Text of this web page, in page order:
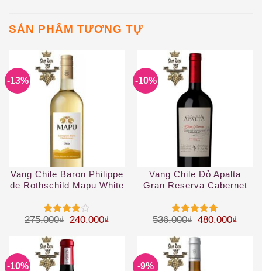
SẢN PHẨM TƯƠNG TỰ
-13%
Vang Chile Baron Philippe
de Rothschild Mapu White
Được
45 sao
275.000₫ Giá gốc là: 275.000₫.
240.000₫ Giá hiện tại là: 240.000₫.
-10%
Vang Chile Đỏ Apalta
Gran Reserva Cabernet
Được xếp
sao
536.000₫ Giá gốc là:
480.000₫
-10% -9%